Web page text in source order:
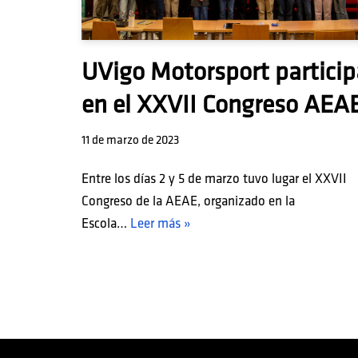
UVigo Motorsport
en el XXVII Congreso
11 de marzo de 2023
Entre los días 2 y 5 de marzo tuvo lugar el XXVII
Congreso de la AEAE, organizado en la
Escola… Leer más »